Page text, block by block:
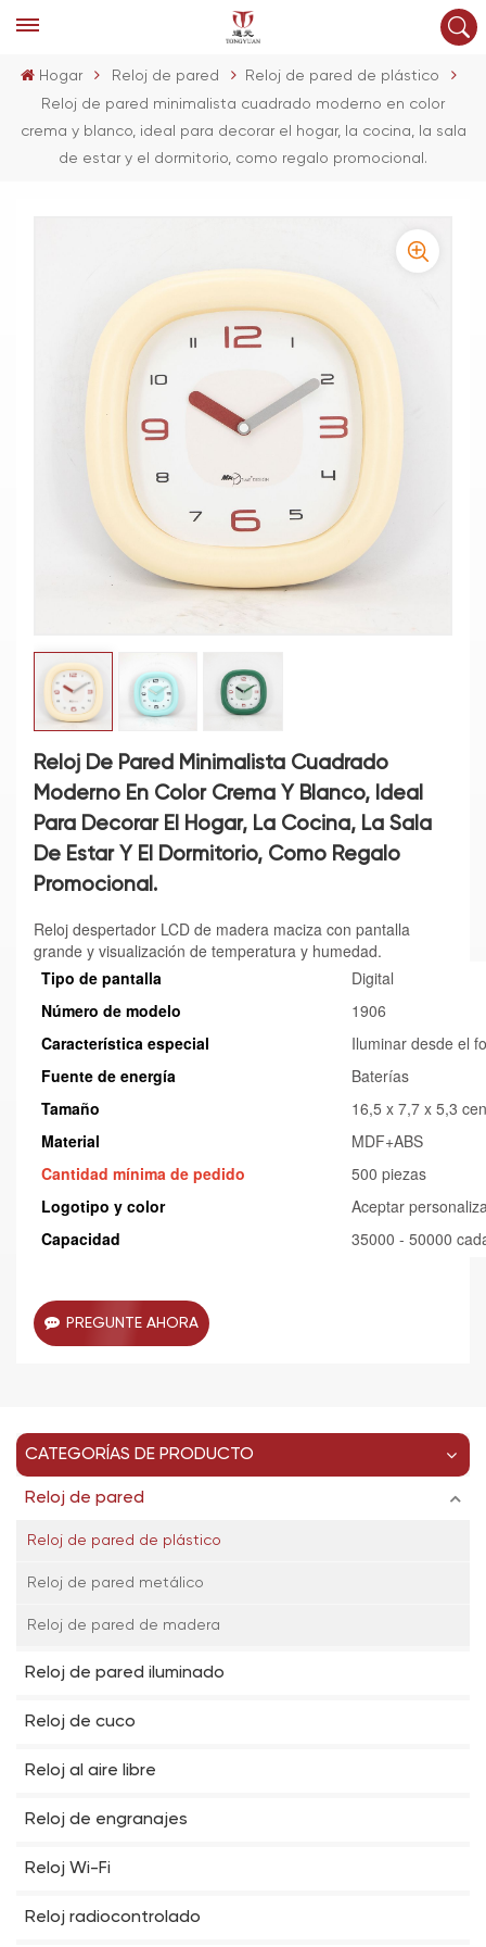
Hogar Reloj de pared
Reloj de pared de plástico
Reloj de pared minimalista cuadrado moderno en color
crema y blanco, ideal para decorar el hogar, la cocina, la sala
de estar y el dormitorio, como regalo promocional.
Reloj De Pared Minimalista Cuadrado
Moderno En Color Crema Y Blanco, Ideal
Para Decorar El Hogar, La Cocina, La Sala
De Estar Y El Dormitorio, Como Regalo
Promocional.
Reloj despertador LCD de madera maciza con pantalla
grande y visualización de temperatura y humedad.
Tipo de pantalla
Digital
Número de modelo
1906
Característica especial
Iluminar desde el
Fuente de energía
Baterías
Tamaño
16,5 x 7,7 x 5,3
Material
MDF+ABS
Cantidad mínima de pedido
500 piezas
Logotipo y color
Aceptar
Capacidad
35000 - 50000
PREGUNTE AHORA
CATEGORÍAS DE PRODUCTO
Reloj de pared
Reloj de pared de plástico
Reloj de pared metálico
Reloj de pared de madera
Reloj de pared iluminado
Reloj de cuco
Reloj al aire libre
Reloj de engranajes
Reloj Wi-Fi
Reloj radiocontrolado